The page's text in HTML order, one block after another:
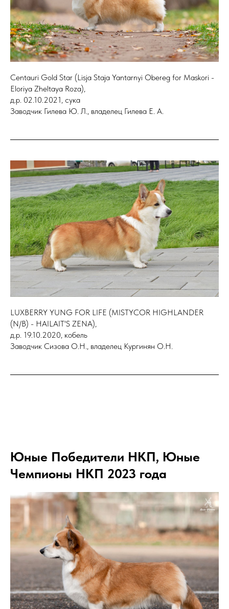
Centauri Gold Star (Lisja Staja Yantarnyi Obereg for Maskori -
Eloriya Zheltaya Roza),
д.р. 02.10.2021, сука
Заводчик Гилева Ю. Л., владелец Гилева Е. А.
LUXBERRY YUNG FOR LIFE (MISTYCOR HIGHLANDER
(N/B) - HAILAIT'S ZENA),
д.р. 19.10.2020, кобель
Заводчик Сизова О.Н., владелец Кургинян О.Н.
Юные Победители НКП, Юные
Чемпионы НКП 2023 года